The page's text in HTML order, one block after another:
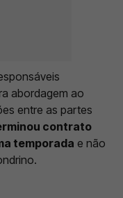
abordagem ao
entre as partes
contrato
temporada e não